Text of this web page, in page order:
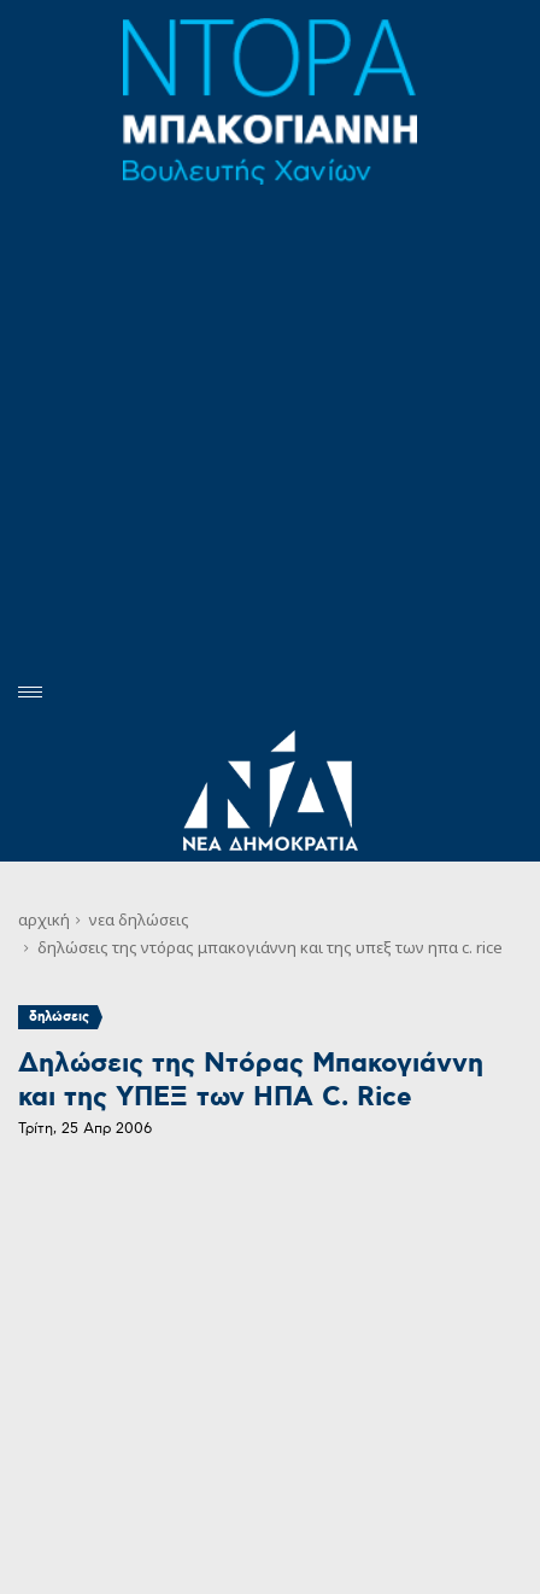
αρχική νεα δηλώσεις
δηλώσεις της ντόρας μπακογιάννη και της υπεξ των ηπα c. rice
δηλώσεις
Δηλώσεις της Ντόρας Μπακογιάννη
και της ΥΠΕΞ των ΗΠΑ C. Rice
Τρίτη, 25 Απρ 2006